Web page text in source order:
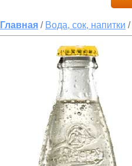
Главная / Вода, сок, напитки /